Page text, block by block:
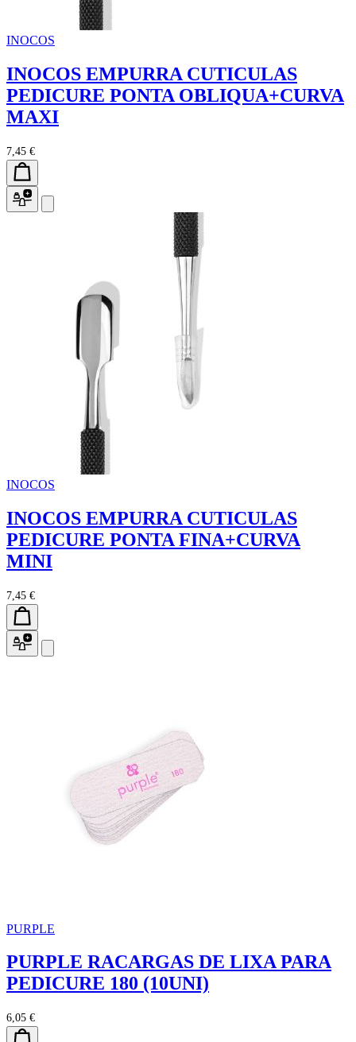
INOCOS
INOCOS EMPURRA CUTICULAS
PEDICURE PONTA OBLIQUA+CURVA
MAXI
7,45 €
INOCOS
INOCOS EMPURRA CUTICULAS
PEDICURE PONTA FINA+CURVA
MINI
7,45 €
PURPLE
PURPLE RACARGAS DE LIXA PARA
PEDICURE 180 (10UNI)
6,05 €